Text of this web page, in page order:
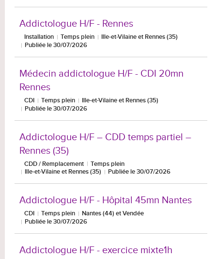
Addictologue H/F - Rennes
Installation Temps plein
Ille-et-Vilaine et Rennes (35)
Publiée le 30/07/2026
Médecin addictologue H/F - CDI 20mn
Rennes
CDI Temps plein
Ille-et-Vilaine et Rennes (35)
Publiée le 30/07/2026
Addictologue H/F – CDD temps partiel –
Rennes (35)
CDD / Remplacement
Temps plein
Ille-et-Vilaine et Rennes (35)
Publiée le 30/07/2026
Addictologue H/F - Hôpital 45mn Nantes
CDI Temps plein
Nantes (44) et Vendée
Publiée le 30/07/2026
Addictologue H/F - exercice mixte1h